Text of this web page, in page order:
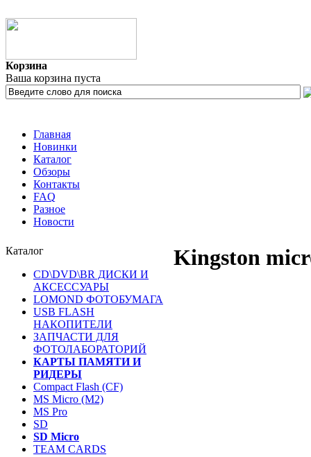
Корзина
Ваша корзина пуста
Главная
Новинки
Каталог
Обзоры
Контакты
FAQ
Разное
Новости
Каталог
CD\DVD\BR ДИСКИ И
АКСЕССУАРЫ
LOMOND ФОТОБУМАГА
USB FLASH
НАКОПИТЕЛИ
ЗАПЧАСТИ ДЛЯ
ФОТОЛАБОРАТОРИЙ
КАРТЫ ПАМЯТИ И
РИДЕРЫ
Compact Flash (CF)
MS Micro (M2)
MS Pro
SD
SD Micro
TEAM CARDS
Kingston